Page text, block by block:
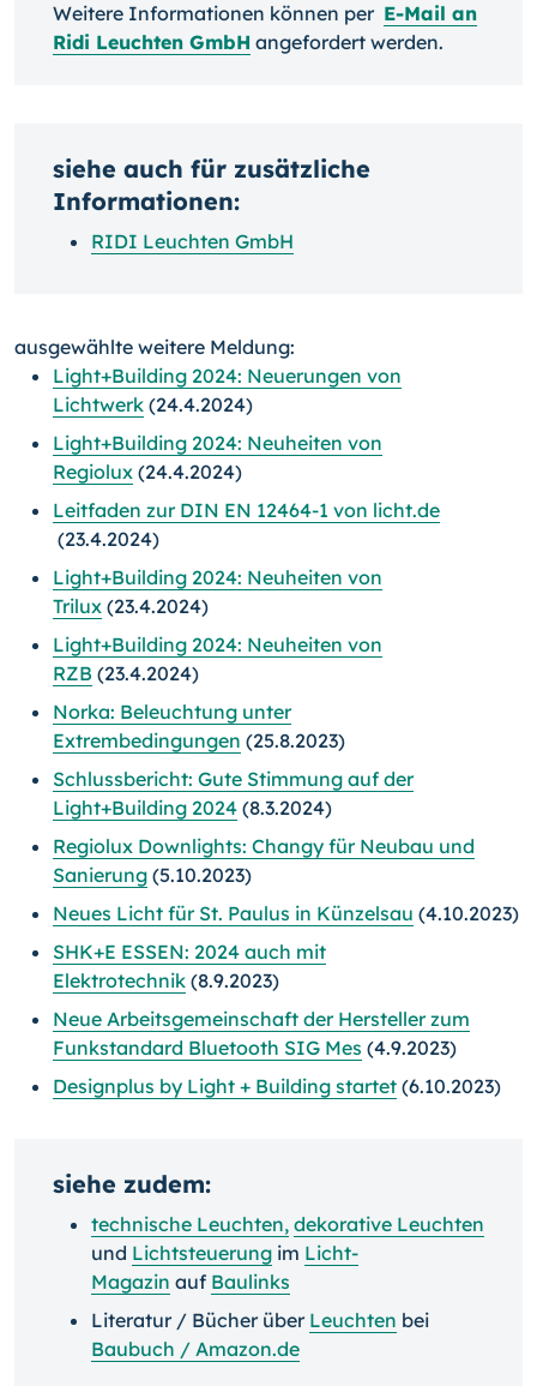
Weitere Informationen können per E-Mail an
Ridi Leuchten GmbH angefordert werden.
siehe auch für zusätzliche
Informationen:
RIDI Leuchten GmbH
ausgewählte weitere Meldung:
Light+Building 2024: Neuerungen von
Lichtwerk (24.4.2024)
Light+Building 2024: Neuheiten von
Regiolux (24.4.2024)
Leitfaden zur DIN EN 12464-1 von licht.de
(23.4.2024)
Light+Building 2024: Neuheiten von
Trilux (23.4.2024)
Light+Building 2024: Neuheiten von
RZB (23.4.2024)
Norka: Beleuchtung unter
Extrembedingungen (25.8.2023)
Schlussbericht: Gute Stimmung auf der
Light+Building 2024 (8.3.2024)
Regiolux Downlights: Changy für Neubau und
Sanierung (5.10.2023)
Neues Licht für St. Paulus in Künzelsau (4.10.2023)
SHK+E ESSEN: 2024 auch mit
Elektrotechnik (8.9.2023)
Neue Arbeitsgemeinschaft der Hersteller zum
Funkstandard Bluetooth SIG Mes (4.9.2023)
Designplus by Light + Building startet (6.10.2023)
siehe zudem:
technische Leuchten, dekorative Leuchten
und Lichtsteuerung im Licht-
Magazin auf Baulinks
Literatur / Bücher über Leuchten bei
Baubuch / Amazon.de